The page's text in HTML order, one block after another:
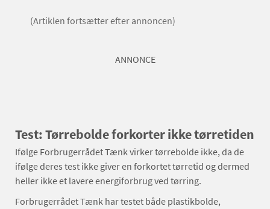
(Artiklen fortsætter efter annoncen)
ANNONCE
Test: Tørrebolde forkorter ikke tørretiden
Ifølge Forbrugerrådet Tænk virker tørrebolde ikke, da de
ifølge deres test ikke giver en forkortet tørretid og dermed
heller ikke et lavere energiforbrug ved tørring.
Forbrugerrådet Tænk har testet både plastikbolde,